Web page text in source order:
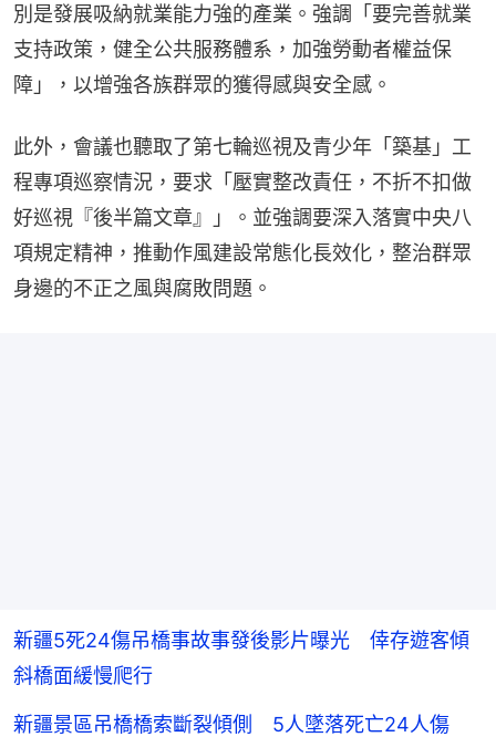
別是發展吸納就業能力強的產業。強調「要完善就業
支持政策，健全公共服務體系，加強勞動者權益保
障」，以增強各族群眾的獲得感與安全感。
此外，會議也聽取了第七輪巡視及青少年「築基」工
程專項巡察情況，要求「壓實整改責任，不折不扣做
好巡視『後半篇文章』」。並強調要深入落實中央八
項規定精神，推動作風建設常態化長效化，整治群眾
身邊的不正之風與腐敗問題。
新疆5死24傷吊橋事故事發後影片曝光 倖存遊客傾
斜橋面緩慢爬行
新疆景區吊橋橋索斷裂傾側 5人墜落死亡24人傷